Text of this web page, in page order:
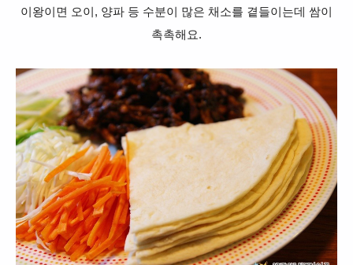
이왕이면 오이, 양파 등 수분이 많은 채소를 곁들이는데 쌈이
촉촉해요.